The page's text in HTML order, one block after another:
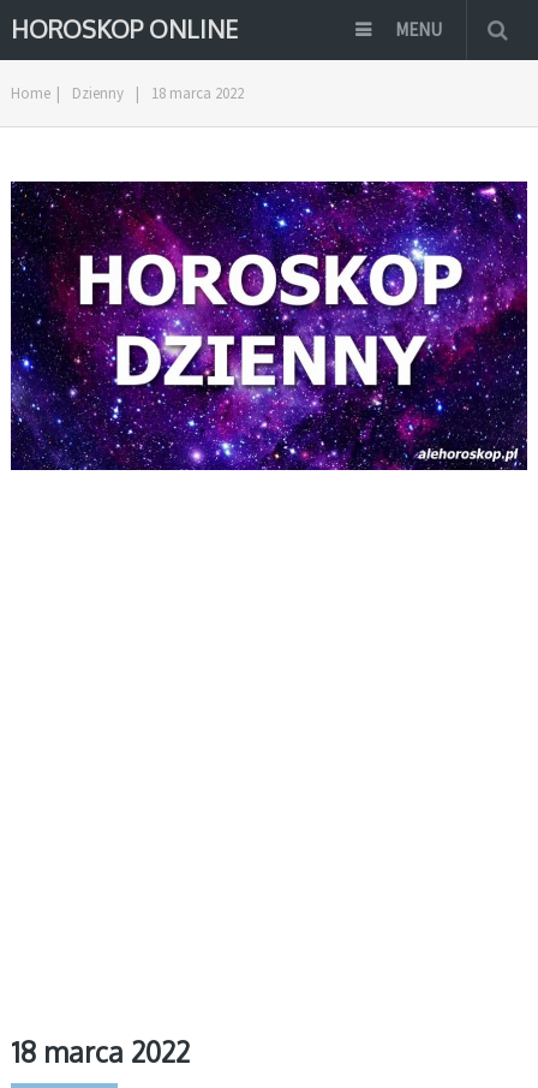
HOROSKOP ONLINE MENU
Home | Dzienny | 18 marca 2022
18 marca 2022